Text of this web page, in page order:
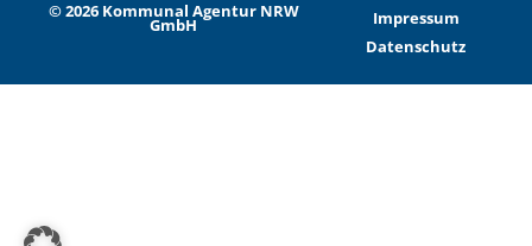
© 2026 Kommunal Agentur NRW
GmbH
Impressum
Datenschutz